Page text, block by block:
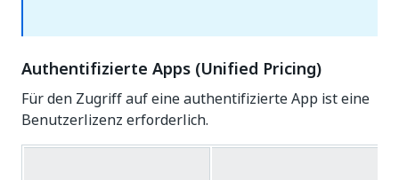
Authentifizierte Apps (Unified Pricing)
Für den Zugriff auf eine authentifizierte App ist eine
Benutzerlizenz erforderlich.